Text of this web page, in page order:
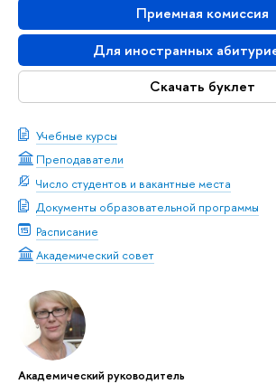
Приемная комиссия
Для иностранных
Скачать буклет
Учебные курсы
Преподаватели
Число студентов и вакантные места
Документы образовательной программы
Расписание
Академический совет
Академический руководитель